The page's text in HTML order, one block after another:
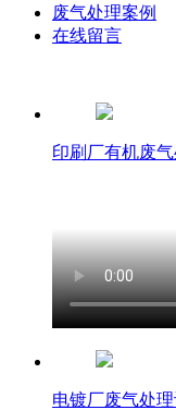
废气处理案例
在线留言
印刷厂有机废
电镀厂废气处